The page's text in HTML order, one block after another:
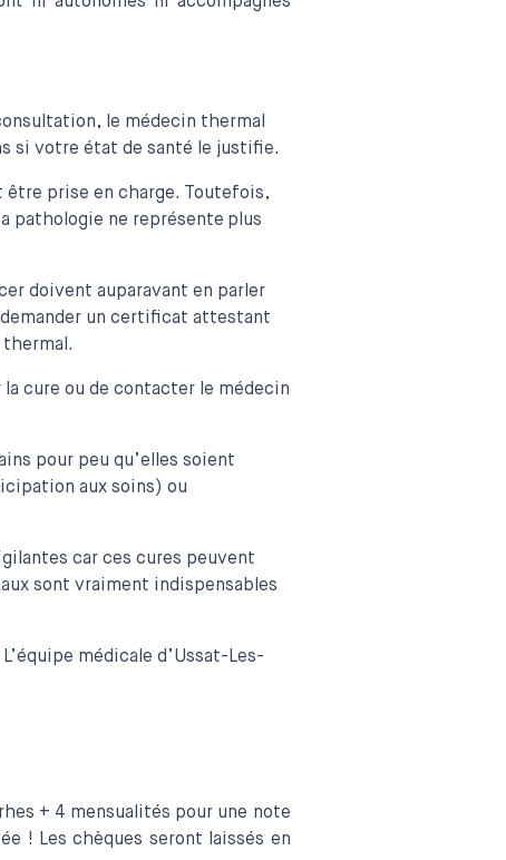
le médecin thermal
si votre état de santé le justifie.
prise en charge. Toutefois,
pathologie ne représente plus
doivent auparavant en parler
un certificat attestant
cure ou de contacter le médecin
pour peu qu’elles soient
aux soins) ou
car ces cures peuvent
sont vraiment indispensables
médicale d’Ussat-Les-
+ 4 mensualités pour une note
! Les chèques seront laissés en